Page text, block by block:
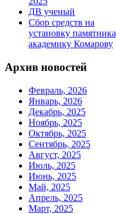
ДВ ученый
Сбор средств на
установку памятника
академику Комарову
Архив новостей
Февраль, 2026
Январь, 2026
Декабрь, 2025
Ноябрь, 2025
Октябрь, 2025
Сентябрь, 2025
Август, 2025
Июль, 2025
Июнь, 2025
Май, 2025
Апрель, 2025
Март, 2025